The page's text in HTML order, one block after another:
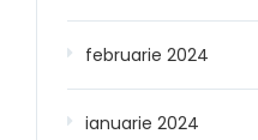
februarie 2024
ianuarie 2024